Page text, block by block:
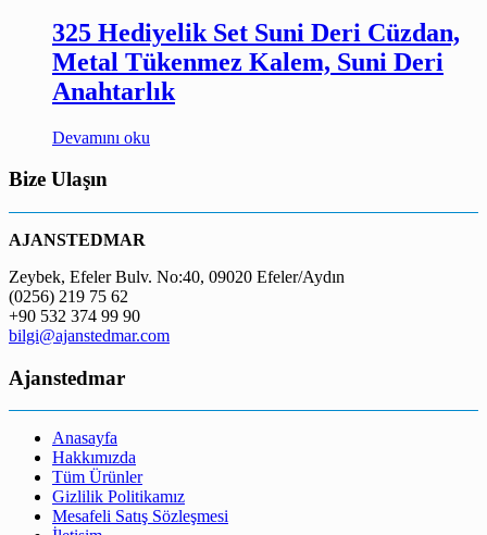
325 Hediyelik Set Suni Deri Cüzdan,
Metal Tükenmez Kalem, Suni Deri
Anahtarlık
Devamını oku
Bize Ulaşın
AJANSTEDMAR
Zeybek, Efeler Bulv. No:40, 09020 Efeler/Aydın
(0256) 219 75 62
+90 532 374 99 90
bilgi@ajanstedmar.com
Ajanstedmar
Anasayfa
Hakkımızda
Tüm Ürünler
Gizlilik Politikamız
Mesafeli Satış Sözleşmesi